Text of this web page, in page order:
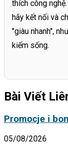
thích công
hãy kết nối và
"giàu nhanh",
kiếm sống.
Bài Viết
Promocje i
05/08/2026